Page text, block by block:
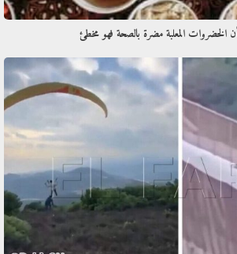
الخضروات المعلبة مضرة بالصحة فهو مخطئ